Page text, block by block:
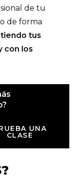
de tu
de forma
tus
con los
UNA
CLASE